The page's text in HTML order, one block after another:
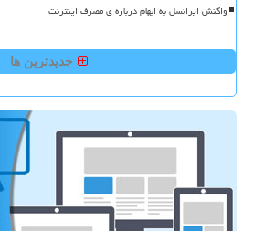
واکنش ایرانسل به ابهام درباره ی مصرف اینترنت
جدیدترین ها